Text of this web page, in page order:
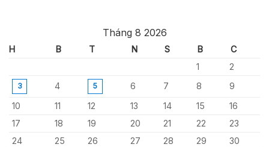
Tháng 8 2026
H B T N S B
C
1
2
3 4 5 6 7 8
9
10
11 12 13 14 15
16
17
18 19 20 21 22
23
24
25 26 27 28 29
30